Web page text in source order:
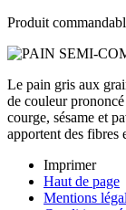
Produit
Le pain gris aux
de couleur
courge, sésame et
apportent des fibres
Imprimer
Haut de page
Mentions